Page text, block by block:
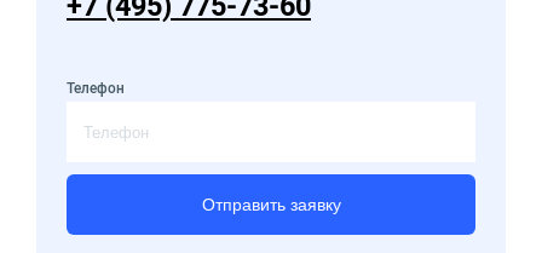
Телефон
Отправить заявку